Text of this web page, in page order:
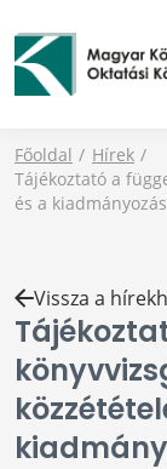
Főoldal
Hírek
Tájékoztató a
és a
Vissza a